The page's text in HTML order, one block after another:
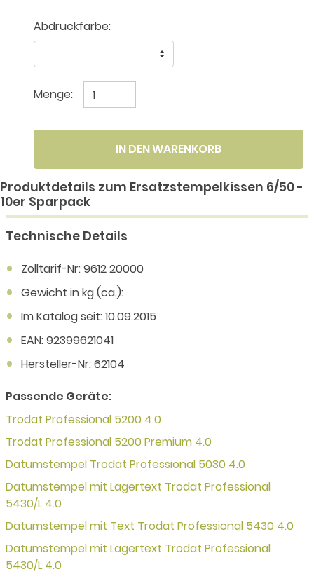
Abdruckfarbe:
Menge:
IN DEN WARENKORB
Produktdetails zum Ersatzstempelkissen 6/50 -
10er Sparpack
Technische Details
Zolltarif-Nr: 9612 20000
Gewicht in kg (ca.):
Im Katalog seit: 10.09.2015
EAN: 92399621041
Hersteller-Nr: 62104
Passende Geräte:
Trodat Professional 5200 4.0
Trodat Professional 5200 Premium 4.0
Datumstempel Trodat Professional 5030 4.0
Datumstempel mit Lagertext Trodat Professional
5430/L 4.0
Datumstempel mit Text Trodat Professional 5430 4.0
Datumstempel mit Lagertext Trodat Professional
5430/L 4.0